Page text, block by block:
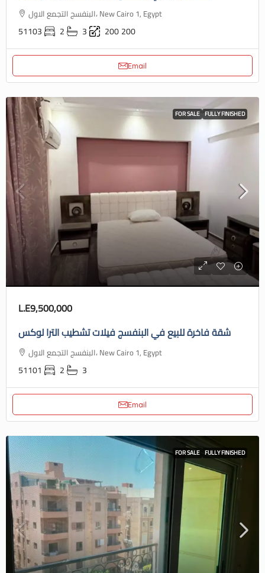
البنفسج التجمع الاول، New Cairo 1, Egypt
51103 2 3 200200
Email
FOR SALE FULLY FINISHED
L.E9,500,000
شقة فاخرة للبيع في البنفسج فيلات تشطيب الترا لوكس
البنفسج التجمع الاول، New Cairo 1, Egypt
51101 2 3
Email
FOR SALE FULLY FINISHED